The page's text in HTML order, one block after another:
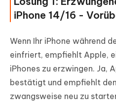
iPhone 14/16 -
Wenn Ihr iPhone während
einfriert, empfiehlt Apple,
iPhones zu erzwingen. Ja,
bestätigt und empfiehlt
zwangsweise neu zu